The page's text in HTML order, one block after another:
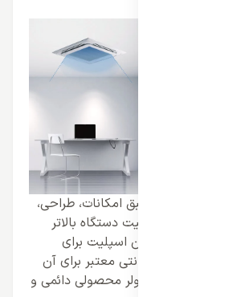
کاستی زانتی بر طبق امکانات، طراحی،
است و هر چه ظرفیت دستگاه بالاتر
بیشتر است و ایران اسپلیت برای
این کولر گارانتی معتبر برای آن
نشان می دهد این کولر محصولی دائمی و